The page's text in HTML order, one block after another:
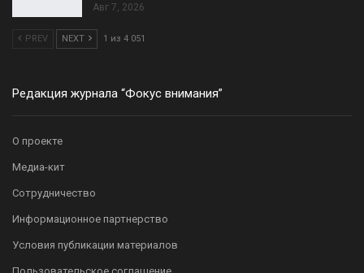
Авг 7, 2026
PREV NEXT 1 из 4 051
Редакция журнала “Фокус внимания”
О проекте
Медиа-кит
Сотрудничество
Информационное партнерство
Условия публикации материалов